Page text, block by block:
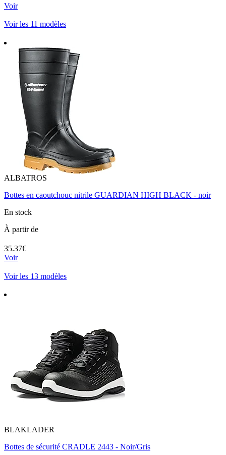
Voir
Voir les 11 modèles
ALBATROS
Bottes en caoutchouc nitrile GUARDIAN HIGH BLACK - noir
En stock
À partir de
35.37€
Voir
Voir les 13 modèles
BLAKLADER
Bottes de sécurité CRADLE 2443 - Noir/Gris